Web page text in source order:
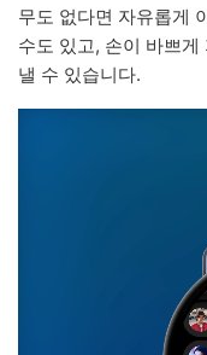
무도 없다면 자유롭게
수도 있고, 손이 바쁘게
낼 수 있습니다.